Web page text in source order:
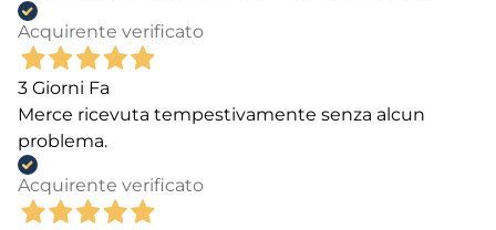
Acquirente verificato
3 Giorni Fa
Merce ricevuta tempestivamente senza alcun
problema.
Acquirente verificato